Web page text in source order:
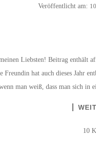
Veröffentlicht am:
Liebsten! Beitrag enthält
hat auch dieses Jahr
man weiß, dass man sich
10